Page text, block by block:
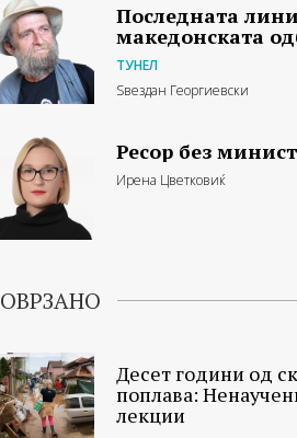
Последната
македонската
ТУНЕЛ
Ѕвездан Георгиевски
Ресор без
Ирена Цветковиќ
Десет години од
поплава:
лекции